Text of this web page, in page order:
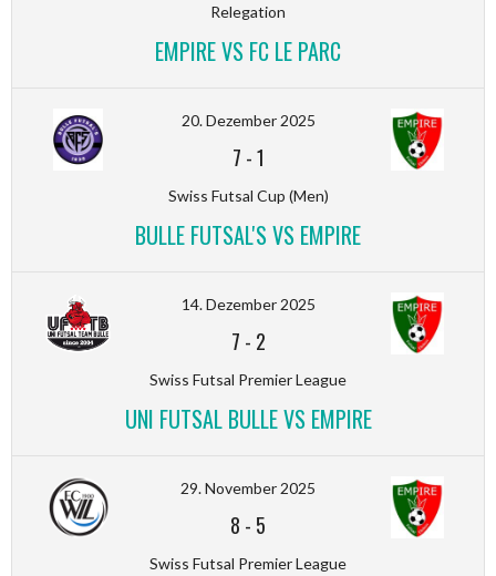
Relegation
EMPIRE VS FC LE PARC
20. Dezember 2025
7 -1
Swiss Futsal Cup (Men)
BULLE FUTSAL'S VS EMPIRE
14. Dezember 2025
7 - 2
Swiss Futsal Premier League
UNI FUTSAL BULLE VS EMPIRE
29. November 2025
8 - 5
Swiss Futsal Premier League